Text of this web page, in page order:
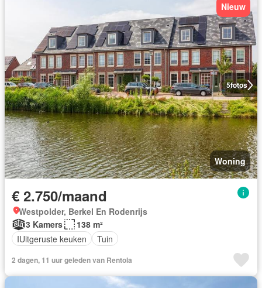
5fotos
Nieuw
Woning
€ 2.750/maand
Westpolder, Berkel En Rodenrijs
3 Kamers
138 m²
IUitgeruste keuken
Tuin
2 dagen, 11 uur geleden van Rentola